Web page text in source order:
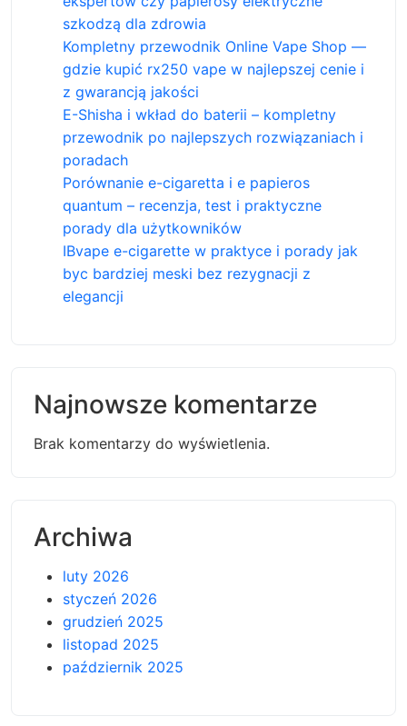
szkodzą dla zdrowia
Kompletny przewodnik Online Vape Shop —
gdzie kupić rx250 vape w najlepszej cenie i
z gwarancją jakości
E-Shisha i wkład do baterii – kompletny
przewodnik po najlepszych rozwiązaniach i
poradach
Porównanie e-cigaretta i e papieros
quantum – recenzja, test i praktyczne
porady dla użytkowników
IBvape e-cigarette w praktyce i porady jak
byc bardziej meski bez rezygnacji z
elegancji
Najnowsze komentarze
Brak komentarzy do wyświetlenia.
Archiwa
luty 2026
styczeń 2026
grudzień 2025
listopad 2025
październik 2025